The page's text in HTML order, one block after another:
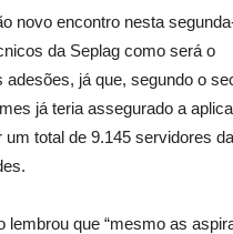
novo encontro nesta
da Seplag como será o
adesões, já que, segundo o
já teria assegurado a
um total de 9.145 servidores
lembrou que “mesmo as